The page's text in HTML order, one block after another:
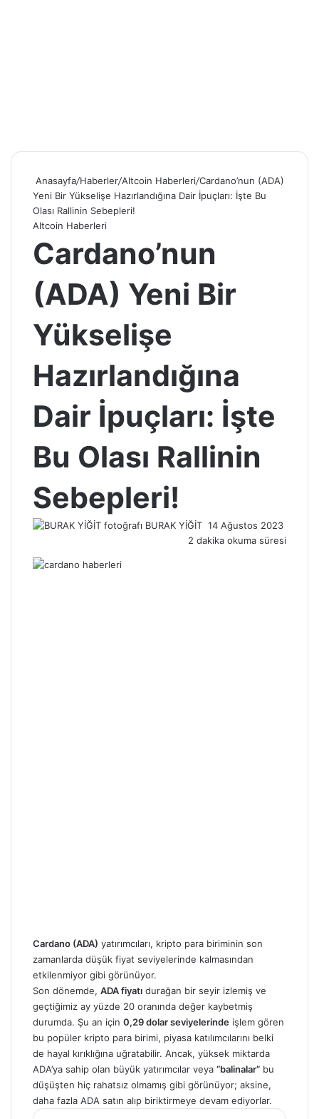
Anasayfa/Haberler/Altcoin Haberleri/Cardano’nun (ADA)
Yeni Bir Yükselişe Hazırlandığına Dair İpuçları: İşte Bu
Olası Rallinin Sebepleri!
Altcoin Haberleri
Cardano’nun
(ADA) Yeni Bir
Yükselişe
Hazırlandığına
Dair İpuçları: İşte
Bu Olası Rallinin
Sebepleri!
BURAK YİĞİT Bir
e-
14 Ağustos 2023
2 dakika okuma süresi
Cardano (ADA) yatırımcıları, kripto para biriminin son
zamanlarda düşük fiyat seviyelerinde kalmasından
etkilenmiyor gibi görünüyor.
Son dönemde, ADA fiyatı durağan bir seyir izlemiş ve
geçtiğimiz ay yüzde 20 oranında değer kaybetmiş
durumda. Şu an için 0,29 dolar seviyelerinde işlem gören
bu popüler kripto para birimi, piyasa katılımcılarını belki
de hayal kırıklığına uğratabilir. Ancak, yüksek miktarda
ADA’ya sahip olan büyük yatırımcılar veya “balinalar” bu
düşüşten hiç rahatsız olmamış gibi görünüyor; aksine,
daha fazla ADA satın alıp biriktirmeye devam ediyorlar.